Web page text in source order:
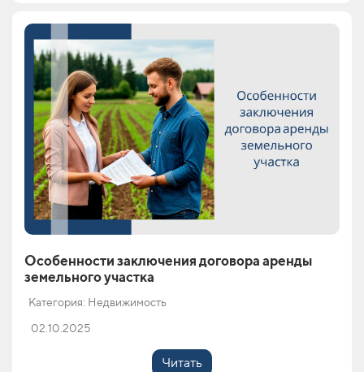
Особенности заключения договора аренды
земельного участка
Категория: Недвижимость
02.10.2025
Читать